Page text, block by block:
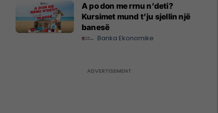
A po don me rrnu n’deti?
Kursimet mund t’ju sjellin një
banesë
Banka Ekonomike